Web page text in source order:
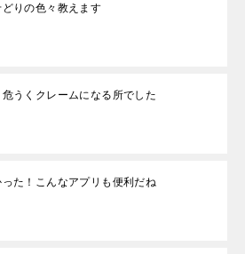
どりの色々教えます
危うくクレームになる所でした
た！こんなアプリも便利だね